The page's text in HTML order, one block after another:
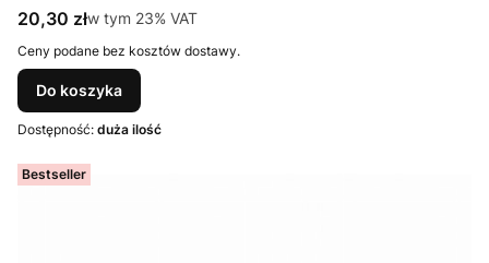
Cena brutto
20,30 złw tym %s VAT
w tym 23% VAT
Ceny podane bez kosztów dostawy.
Do koszyka
Dostępność: duża ilość
Bestseller